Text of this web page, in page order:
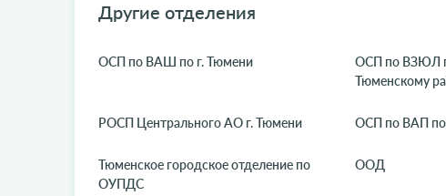
Другие отделения
ОСП по ВАШ по г. Тюмени
ОСП по ВЗЮЛ
Тюменскому
РОСП Центрального АО г. Тюмени ОСП по ВАП по
Тюменское городское отделение по
ОУПДС
ООД